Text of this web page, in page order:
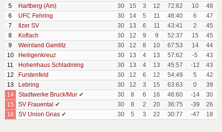
5
Hartberg (Am) 30 15 3 12 72:62 10
48
6
UFC Fehring 30 14 5 11 46:40 6
47
7
Ilzer SV 30 13 6 11 43:41 2
45
8
Koflach 30 12 9 9 52:37 15
45
9
Weinland Gamlitz 30 12 8 10 67:53 14
44
10
Heiligenkreuz 30 13 4 13 57:62 -5
43
11
Hohenhaus Schladming 30 13 4 13 45:57 -12
43
12
Furstenfeld 30 12 6 12 54:49 5
42
13
Lebring 30 12 3 15 63:63 0
39
14
Stadtwerke Bruck/Mur✔ 30 8 6 16 46:60 -14
30
15
SV Frauental ✔ 30 8 2 20 36:75 -39
26
16
SV Union Gnas✔ 30 5 3 22 30:77 -47 18